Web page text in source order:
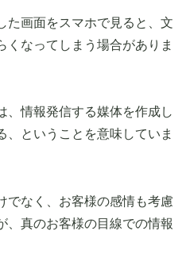
た画面をスマホで見ると、文
くなってしまう場合がありま
、情報発信する媒体を作成し
、ということを意味していま
でなく、お客様の感情も考慮
、真のお客様の目線での情報